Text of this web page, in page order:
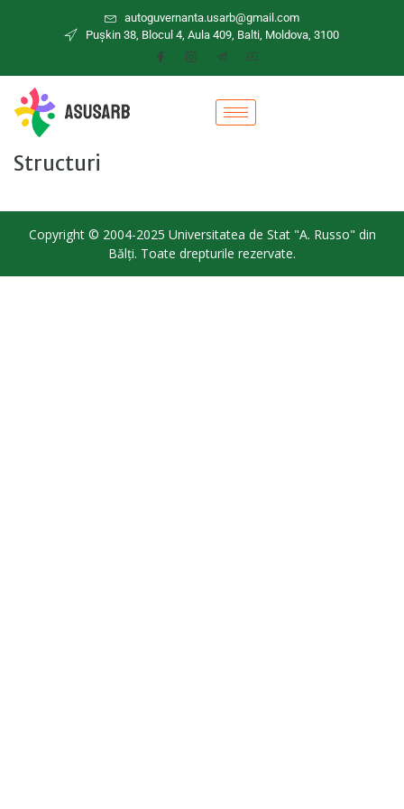
autoguvernanta.usarb@gmail.com
Puşkin 38, Blocul 4, Aula 409, Balti, Moldova, 3100
Structuri